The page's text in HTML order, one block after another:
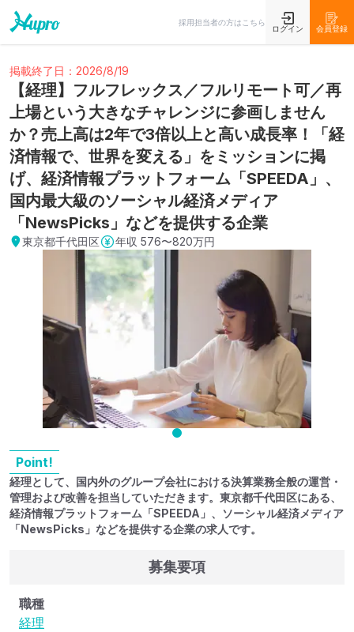
採用担当者の方はこちら
ログイン 会員登録
掲載終了日：2026/8/19
【経理】フルフレックス／フルリモート可／再
上場という大きなチャレンジに参画しません
か？売上高は2年で3倍以上と高い成長率！「経
済情報で、世界を変える」をミッションに掲
げ、経済情報プラットフォーム「SPEEDA」、
国内最大級のソーシャル経済メディア
「NewsPicks」などを提供する企業
東京都千代田区 年収 576〜820万円
Point!
経理として、国内外のグループ会社における決算業務全般の運営・
管理および改善を担当していただきます。東京都千代田区にある、
経済情報プラットフォーム「SPEEDA」、ソーシャル経済メディア
「NewsPicks」などを提供する企業の求人です。
募集要項
職種
経理